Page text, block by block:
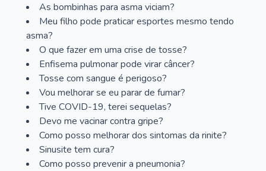
As bombinhas para asma viciam?
Meu filho pode praticar esportes mesmo tendo
asma?
O que fazer em uma crise de tosse?
Enfisema pulmonar pode virar câncer?
Tosse com sangue é perigoso?
Vou melhorar se eu parar de fumar?
Tive COVID-19, terei sequelas?
Devo me vacinar contra gripe?
Como posso melhorar dos sintomas da rinite?
Sinusite tem cura?
Como posso prevenir a pneumonia?